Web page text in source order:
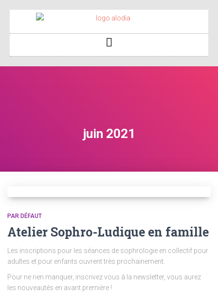
juin 2021
PAR DÉFAUT
Atelier Sophro-Ludique en famille
Les inscriptions pour les séances de sophrologie en collectif pour
adultes et pour enfants ouvrent très prochainement.
Pour ne rien manquer, inscrivez vous à la newsletter, vous aurez
les nouveautés en avant première !